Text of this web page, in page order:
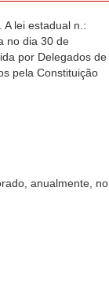
A lei estadual n.:
no dia 30 de
por Delegados de
pela Constituição
anualmente, no